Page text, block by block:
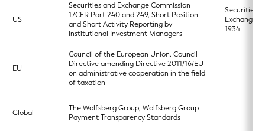
US
Securities and Exchange Commission
17CFR Part 240 and 249, Short Position
and Short Activity Reporting by
Institutional Investment Managers
Securities
Exchange
1934
EU
Council of the European Union, Council
Directive amending Directive 2011/16/EU
on administrative cooperation in the field
of taxation
Global
The Wolfsberg Group, Wolfsberg Group
Payment Transparency Standards